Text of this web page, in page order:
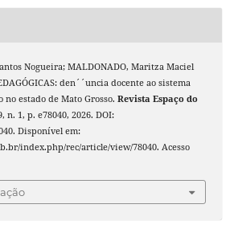
Nogueira; MALDONADO, Maritza Maciel
den´´uncia docente ao sistema
estado de Mato Grosso. Revista Espaço do
n. 1, p. e78040, 2026. DOI:
Disponível em:
index.php/rec/article/view/78040. Acesso